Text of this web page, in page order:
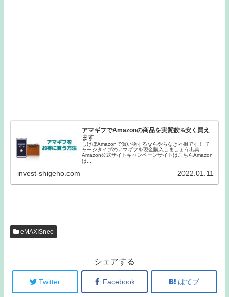
アマギフでAmazonの商品を実質数%安く買え
ます
しげほAmazonで買い物するならやらなきゃ損です！ チ
ャージタイプのアマギフを現金購入しましょう出典
Amazon公式サイトキャンペーンサイトはこちらAmazon
は...
invest-shigeho.com 2022.01.11
eMAXISneo
シェアする
Twitter Facebook はてブ